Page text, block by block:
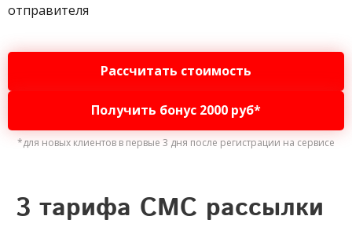
отправителя
Рассчитать стоимость
Получить бонус 2000 руб*
*для новых клиентов в первые 3 дня после регистрации на сервисе
3 тарифа СМС рассылки